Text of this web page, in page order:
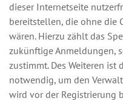
dieser Internetseite
bereitstellen, die ohne die
wären. Hierzu zählt das
zukünftige Anmeldungen,
zustimmt. Des Weiteren ist
notwendig, um den
wird vor der Registrierung